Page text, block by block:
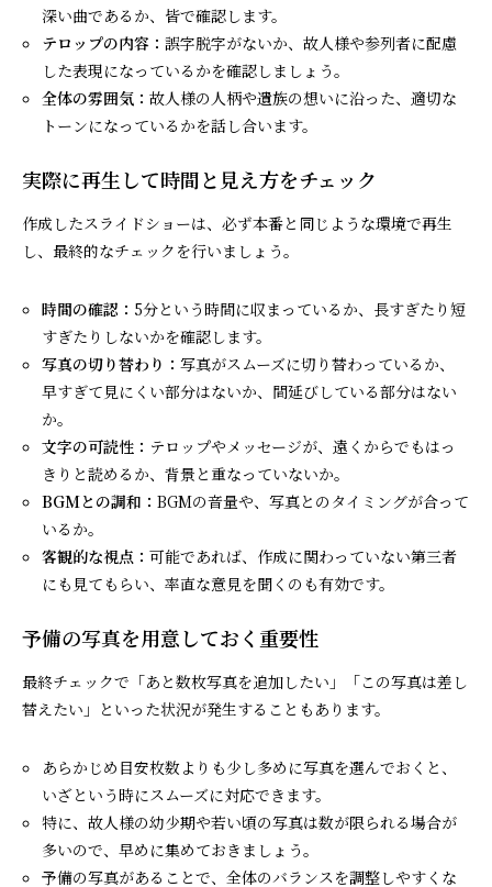
深い曲であるか、皆で確認します。
テロップの内容：誤字脱字がないか、故人様や参列者に配慮
した表現になっているかを確認しましょう。
全体の雰囲気：故人様の人柄や遺族の想いに沿った、適切な
トーンになっているかを話し合います。
実際に再生して時間と見え方をチェック
作成したスライドショーは、必ず本番と同じような環境で再生
し、最終的なチェックを行いましょう。
時間の確認： 5分という時間に収まっているか、長すぎたり短
すぎたりしないかを確認します。
写真の切り替わり：写真がスムーズに切り替わっているか、
早すぎて見にくい部分はないか、間延びしている部分はない
か。
文字の可読性： テロップやメッセージが、遠くからでもはっ
きりと読めるか、背景と重なっていないか。
BGMとの調和：BGMの音量や、写真とのタイミングが合って
いるか。
客観的な視点：可能であれば、作成に関わっていない第三者
にも見てもらい、率直な意見を聞くのも有効です。
予備の写真を用意しておく重要性
最終チェックで「あと数枚写真を追加したい」「この写真は差し
替えたい」といった状況が発生することもあります。
あらかじめ目安枚数よりも少し多めに写真を選んでおくと、
いざという時にスムーズに対応できます。
特に、故人様の幼少期や若い頃の写真は数が限られる場合が
多いので、早めに集めておきましょう。
予備の写真があることで、全体のバランスを調整しやすくな